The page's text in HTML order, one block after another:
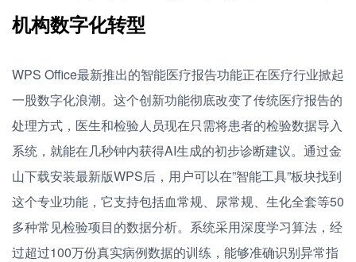
机构数字化转型
WPS Office最新推出的智能医疗报告功能正在医疗行业掀起
一股数字化浪潮。这个创新功能彻底改变了传统医疗报告的
处理方式，医生和检验人员现在只需将患者的检验数据导入
系统，就能在几秒钟内获得AI生成的初步诊断建议。通过金
山下载安装最新版WPS后，用户可以在”智能工具”板块找到
这个专业功能，它支持包括血常规、尿常规、生化全套等50
多种常见检验项目的数据分析。系统采用深度学习算法，经
过超过100万份真实病例数据的训练，能够准确识别异常指